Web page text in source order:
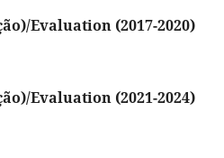
Evaluation (2017-2020)
Evaluation (2021-2024)